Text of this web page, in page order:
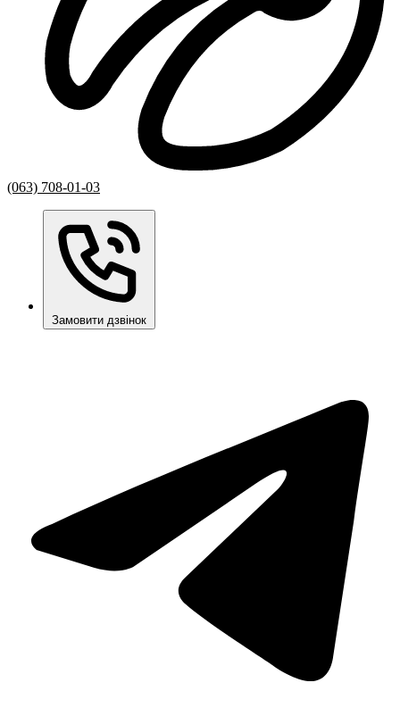
(063) 708-01-03
Замовити дзвінок